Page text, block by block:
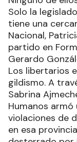
Solo la
tiene una
Nacional,
partido en
Gerardo
Los libertarios
gildismo. A
Sabrina
Humanos
violaciones de
en esa